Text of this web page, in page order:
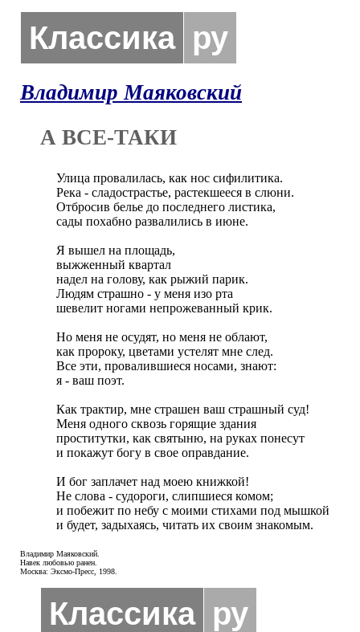
Классика ру
Владимир Маяковский
А ВСЕ-ТАКИ
Улица провалилась, как нос сифилитика.
Река - сладострастье, растекшееся в слюни.
Отбросив белье до последнего листика,
сады похабно развалились в июне.
Я вышел на площадь,
выжженный квартал
надел на голову, как рыжий парик.
Людям страшно - у меня изо рта
шевелит ногами непрожеванный крик.
Но меня не осудят, но меня не облают,
как пророку, цветами устелят мне след.
Все эти, провалившиеся носами, знают:
я - ваш поэт.
Как трактир, мне страшен ваш страшный суд!
Меня одного сквозь горящие здания
проститутки, как святыню, на руках понесут
и покажут богу в свое оправдание.
И бог заплачет над моею книжкой!
Не слова - судороги, слипшиеся комом;
и побежит по небу с моими стихами под мышкой
и будет, задыхаясь, читать их своим знакомым.
Владимир Маяковский.
Навек любовью ранен.
Москва: Эксмо-Пресс, 1998.
Классика ру